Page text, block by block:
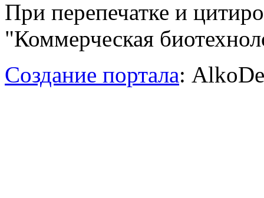
При перепечатке и
"Коммерческая
Создание портала: